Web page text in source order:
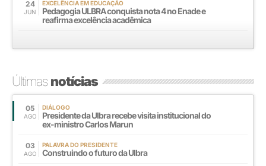
24
JUN
EXCELÊNCIA EM EDUCAÇÃO
Pedagogia ULBRA conquista nota 4 no Enade e
reafirma excelência acadêmica
Últimasnotícias
05
AGO
DIÁLOGO
Presidente da Ulbra recebe visita institucional do
ex-ministro Carlos Marun
03
AGO
PALAVRA DO PRESIDENTE
Construindo o futuro da Ulbra